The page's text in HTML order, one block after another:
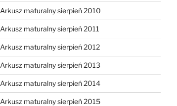
Arkusz maturalny sierpień 2010
Arkusz maturalny sierpień 2011
Arkusz maturalny sierpień 2012
Arkusz maturalny sierpień 2013
Arkusz maturalny sierpień 2014
Arkusz maturalny sierpień 2015